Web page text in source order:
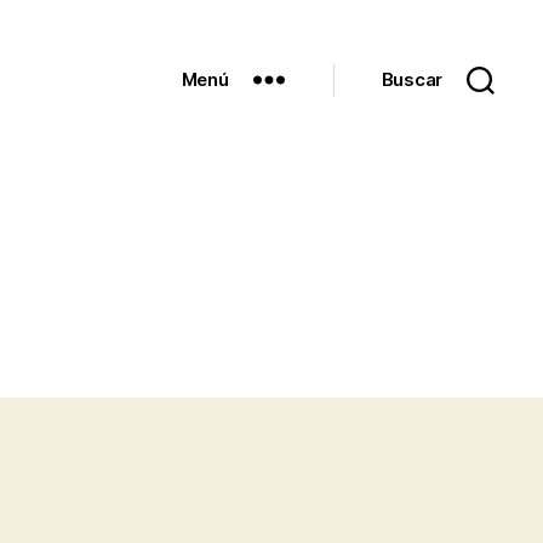
Menú Buscar